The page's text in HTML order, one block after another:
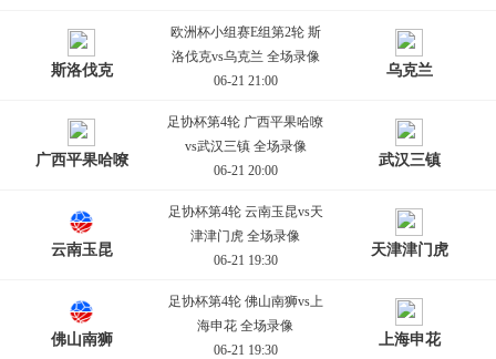
斯洛伐克
欧洲杯小组赛E组第2轮 斯
洛伐克vs乌克兰 全场录像
06-21 21:00
乌克兰
广西平果哈嘹
足协杯第4轮 广西平果哈嘹
vs武汉三镇 全场录像
06-21 20:00
武汉三镇
云南玉昆
足协杯第4轮 云南玉昆vs天
津津门虎 全场录像
06-21 19:30
天津津门虎
佛山南狮
足协杯第4轮 佛山南狮vs上
海申花 全场录像
06-21 19:30
上海申花